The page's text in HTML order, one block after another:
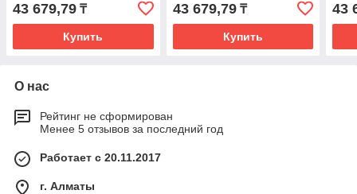
43 679,79 ₸
Купить
43 679,79₸
Купить
43
О нас
Рейтинг не сформирован
Менее 5 отзывов за последний год
Работает с 20.11.2017
г. Алматы